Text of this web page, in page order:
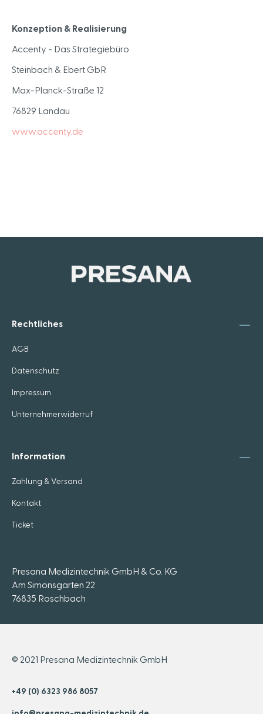
Konzeption & Realisierung
Accenty - Das Strategiebüro
Steinbach & Ebert GbR
Max-Planck-Straße 12
76829 Landau
www.accenty.de
Rechtliches
AGB
Datenschutz
Impressum
Unternehmerwiderruf
Information
Zahlung & Versand
Kontakt
Ticket
Presana Medizintechnik GmbH & Co. KG
Am Simonsgarten 22
76835 Roschbach
© 2021 Presana Medizintechnik GmbH
+49 (0) 6323 986 8057